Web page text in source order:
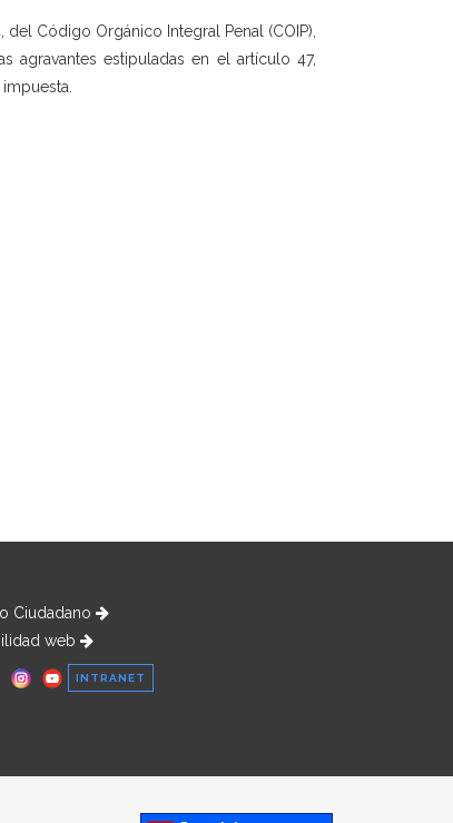
Código Orgánico Integral Penal (COIP),
agravantes estipuladas en el artículo 47,
Ciudadano
web
INTRANET